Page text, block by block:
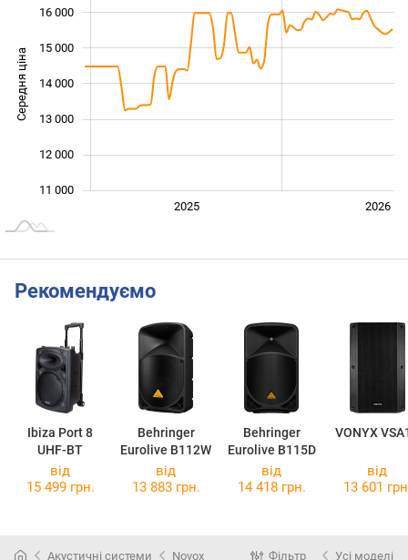
Середня ціна 11 000
11 000
12 000
13 000
14 000
15 000
16 000
2025 2026
Рекомендуємо
Ibiza Port 8
UHF-BT
Behringer
Eurolive B112W
Behringer
Eurolive B115D
VONYX
від
15 499 грн.
від
13 883 грн.
від
14 418 грн.
від
13 601
Акустичні системи Novox Фільтр Усі моделі